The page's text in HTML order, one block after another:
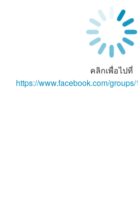
คลิกเพื่อไปที่
https://www.facebook.com/